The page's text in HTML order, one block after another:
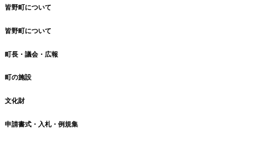
皆野町について
皆野町について
町長・議会・広報
町の施設
文化財
申請書式・入札・例規集